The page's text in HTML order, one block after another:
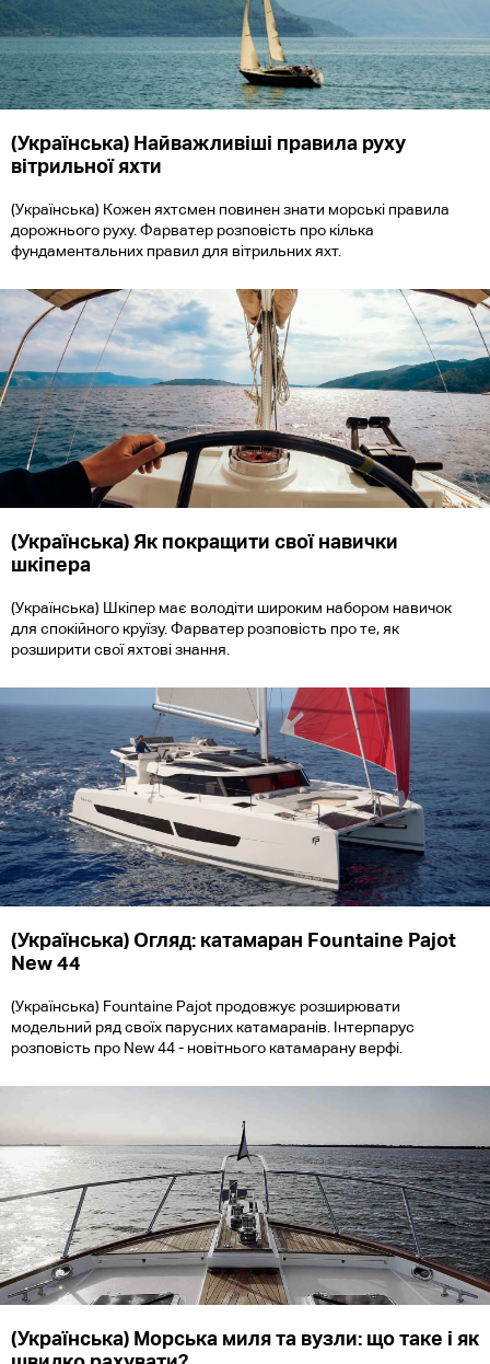
(Українська) Найважливіші правила руху
вітрильної яхти
(Українська) Кожен яхтсмен повинен знати морські правила
дорожнього руху. Фарватер розповість про кілька
фундаментальних правил для вітрильних яхт.
(Українська) Як покращити свої навички
шкіпера
(Українська) Шкіпер має володіти широким набором навичок
для спокійного круїзу. Фарватер розповість про те, як
розширити свої яхтові знання.
(Українська) Огляд: катамаран Fountaine Pajot
New 44
(Українська) Fountaine Pajot продовжує розширювати
модельний ряд своїх парусних катамаранів. Інтерпарус
розповість про New 44 - новітнього катамарану верфі.
(Українська) Морська миля та вузли: що таке і як